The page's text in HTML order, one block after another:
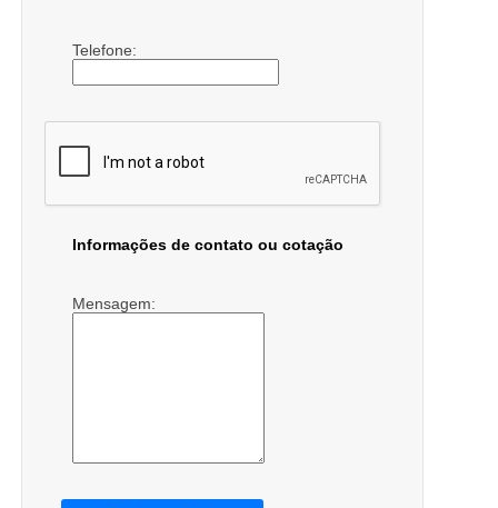
Telefone:
Informações de contato ou cotação
Mensagem: